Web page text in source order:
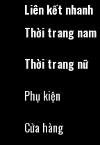
Liên kết nhanh
Thời trang nam
Thời trang nữ
Phụ kiện
Cửa hàng